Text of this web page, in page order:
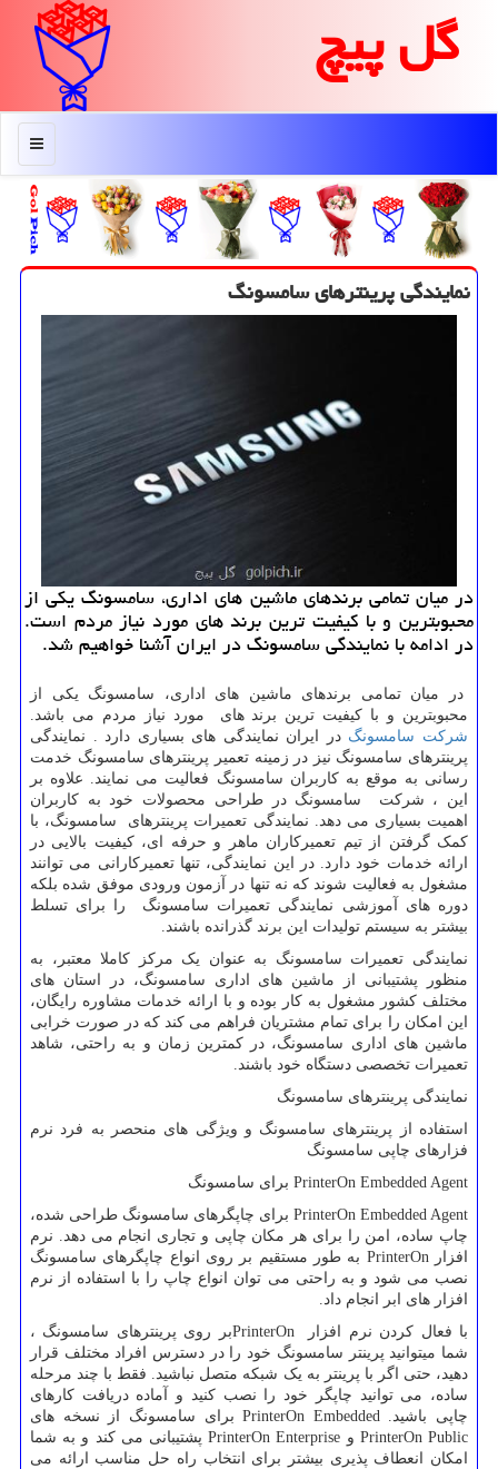
گل پیچ
منو
نمایندگی پرینترهای سامسونگ
در میان تمامی برندهای ماشین های اداری، سامسونگ یكی از
محبوبترین و با كیفیت ترین برند های مورد نیاز مردم است.
در ادامه با نمایندگی سامسونگ در ایران آشنا خواهیم شد.
در میان تمامی برندهای ماشین های اداری، سامسونگ یکی از
محبوبترین و با کیفیت ترین برند های مورد نیاز مردم می باشد.
شرکت سامسونگ در ایران نمایندگی های بسیاری دارد . نمایندگی
پرینترهای سامسونگ نیز در زمینه تعمیر پرینترهای سامسونگ خدمت
رسانی به موقع به کاربران سامسونگ فعالیت می نمایند. علاوه بر
این ، شرکت سامسونگ در طراحی محصولات خود به کاربران
اهمیت بسیاری می دهد. نمایندگی تعمیرات پرینترهای سامسونگ، با
کمک گرفتن از تیم تعمیرکاران ماهر و حرفه ای، کیفیت بالایی در
ارائه خدمات خود دارد. در این نمایندگی، تنها تعمیرکارانی می توانند
مشغول به فعالیت شوند که نه تنها در آزمون ورودی موفق شده بلکه
دوره های آموزشی نمایندگی تعمیرات سامسونگ را برای تسلط
بیشتر به سیستم تولیدات این برند گذرانده باشند.
نمایندگی تعمیرات سامسونگ به عنوان یک مرکز کاملا معتبر، به
منظور پشتیبانی از ماشین های اداری سامسونگ، در استان های
مختلف کشور مشغول به کار بوده و با ارائه خدمات مشاوره رایگان،
این امکان را برای تمام مشتریان فراهم می کند که در صورت خرابی
ماشین های اداری سامسونگ، در کمترین زمان و به راحتی، شاهد
تعمیرات تخصصی دستگاه خود باشند.
نمایندگی پرینترهای سامسونگ
استفاده از پرینترهای سامسونگ و ویژگی های منحصر به فرد نرم
فزارهای چاپی سامسونگ
PrinterOn Embedded Agent برای سامسونگ
PrinterOn Embedded Agent برای چاپگرهای سامسونگ طراحی شده،
چاپ ساده، امن را برای هر مکان چاپی و تجاری انجام می دهد. نرم
افزار PrinterOn به طور مستقیم بر روی انواع چاپگرهای سامسونگ
نصب می شود و به راحتی می توان انواع چاپ را با استفاده از نرم
افزار های ابر انجام داد.
با فعال کردن نرم افزار PrinterOnبر روی پرینترهای سامسونگ ،
شما میتوانید پرینتر سامسونگ خود را در دسترس افراد مختلف قرار
دهید، حتی اگر با پرینتر به یک شبکه متصل نباشید. فقط با چند مرحله
ساده، می توانید چاپگر خود را نصب کنید و آماده دریافت کارهای
چاپی باشید. PrinterOn Embeddedبرای سامسونگ از نسخه های
PrinterOn Public و PrinterOn Enterpriseپشتیبانی می کند و به شما
امکان انعطاف پذیری بیشتر برای انتخاب راه حل مناسب ارائه می